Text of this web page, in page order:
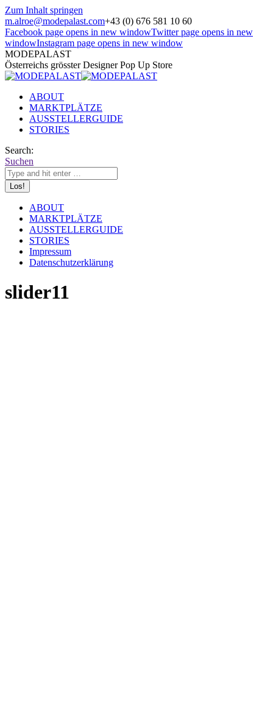
Zum Inhalt springen
m.alroe@modepalast.com+43 (0) 676 581 10 60
Facebook page opens in new windowTwitter page opens in new
windowInstagram page opens in new window
MODEPALAST
Österreichs grösster Designer Pop Up Store
ABOUT
MARKTPLÄTZE
AUSSTELLERGUIDE
STORIES
Search:
Suchen
ABOUT
MARKTPLÄTZE
AUSSTELLERGUIDE
STORIES
Impressum
Datenschutzerklärung
slider11